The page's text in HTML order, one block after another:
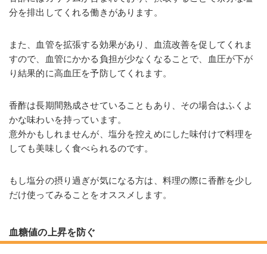
分を排出してくれる働きがあります。
また、血管を拡張する効果があり、血流改善を促してくれま
すので、血管にかかる負担が少なくなることで、血圧が下が
り結果的に高血圧を予防してくれます。
香酢は長期間熟成させていることもあり、その場合はふくよ
かな味わいを持っています。
意外かもしれませんが、塩分を控えめにした味付けで料理を
しても美味しく食べられるのです。
もし塩分の摂り過ぎが気になる方は、料理の際に香酢を少し
だけ使ってみることをオススメします。
血糖値の上昇を防ぐ